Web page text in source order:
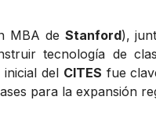
MBA de Stanford),
tecnología de
del CITES fue
para la expansión